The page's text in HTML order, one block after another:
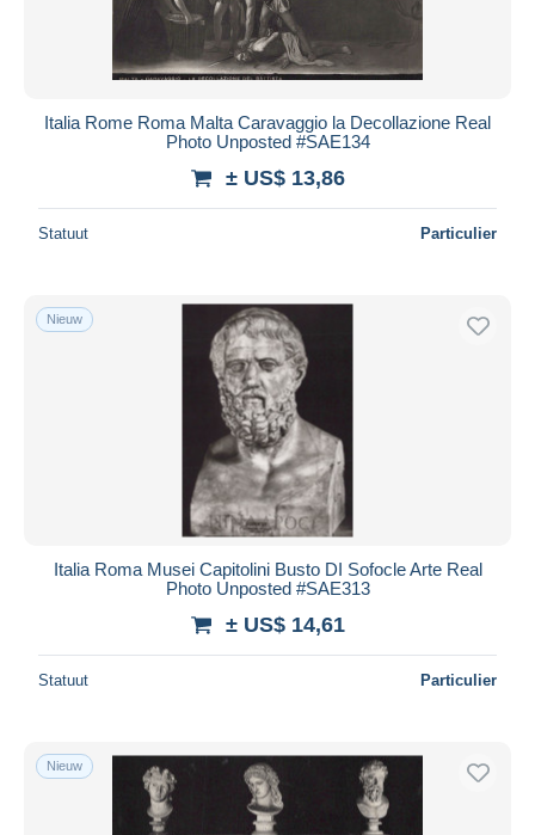
Italia Rome Roma Malta Caravaggio la Decollazione Real
Photo Unposted #SAE134
± US$ 13,86
Statuut Particulier
Nieuw
Italia Roma Musei Capitolini Busto DI Sofocle Arte Real
Photo Unposted #SAE313
± US$ 14,61
Statuut Particulier
Nieuw